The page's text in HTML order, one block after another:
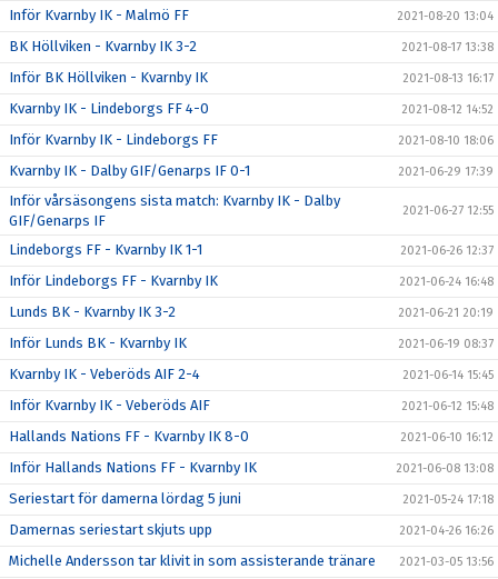
Inför Kvarnby IK - Malmö FF 2021-08-20 13:04
BK Höllviken - Kvarnby IK 3-2 2021-08-17 13:38
Inför BK Höllviken - Kvarnby IK 2021-08-13 16:17
Kvarnby IK - Lindeborgs FF 4-0 2021-08-12 14:52
Inför Kvarnby IK - Lindeborgs FF 2021-08-10 18:06
Kvarnby IK - Dalby GIF/Genarps IF 0-1 2021-06-29 17:39
Inför vårsäsongens sista match: Kvarnby IK - Dalby
GIF/Genarps IF
2021-06-27 12:55
Lindeborgs FF - Kvarnby IK 1-1 2021-06-26 12:37
Inför Lindeborgs FF - Kvarnby IK 2021-06-24 16:48
Lunds BK - Kvarnby IK 3-2 2021-06-21 20:19
Inför Lunds BK - Kvarnby IK 2021-06-19 08:37
Kvarnby IK - Veberöds AIF 2-4 2021-06-14 15:45
Inför Kvarnby IK - Veberöds AIF 2021-06-12 15:48
Hallands Nations FF - Kvarnby IK 8-0 2021-06-10 16:12
Inför Hallands Nations FF - Kvarnby IK 2021-06-08 13:08
Seriestart för damerna lördag 5 juni 2021-05-24 17:18
Damernas seriestart skjuts upp 2021-04-26 16:26
Michelle Andersson tar klivit in som assisterande tränare 2021-03-05 13:56